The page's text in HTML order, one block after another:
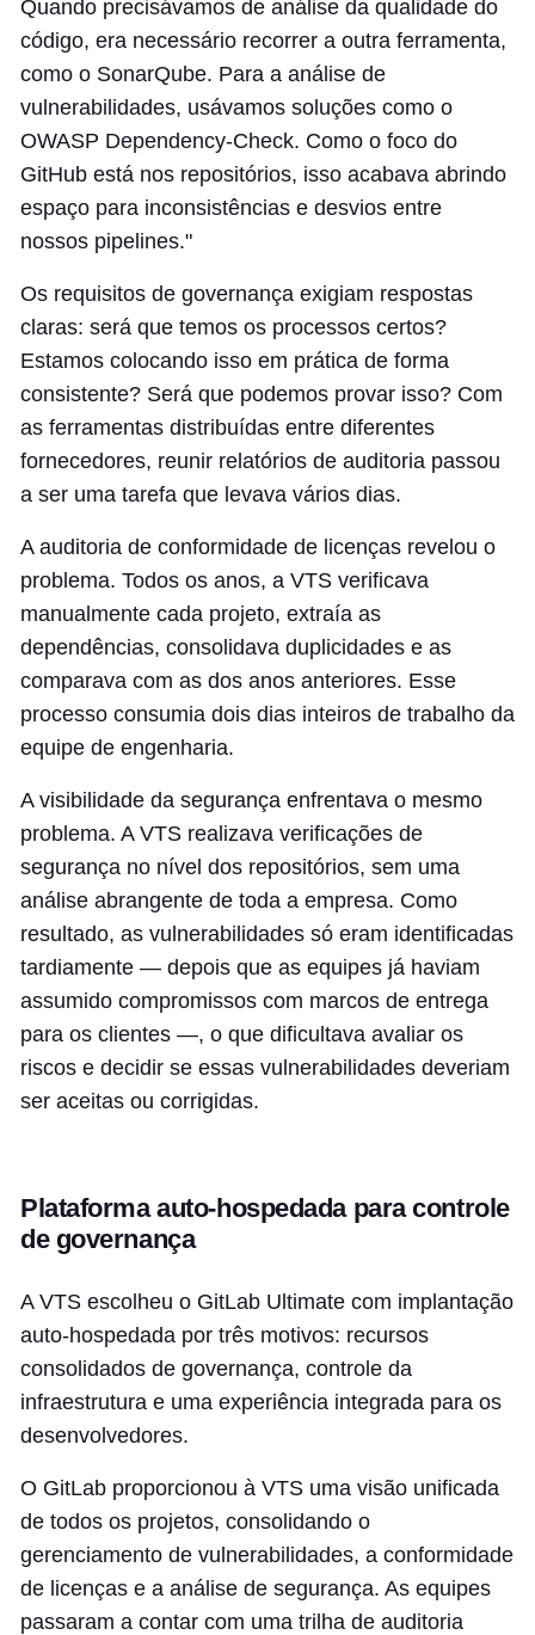
Quando precisávamos de análise da qualidade do
código, era necessário recorrer a outra ferramenta,
como o SonarQube. Para a análise de
vulnerabilidades, usávamos soluções como o
OWASP Dependency-Check. Como o foco do
GitHub está nos repositórios, isso acabava abrindo
espaço para inconsistências e desvios entre
nossos pipelines."
Os requisitos de governança exigiam respostas
claras: será que temos os processos certos?
Estamos colocando isso em prática de forma
consistente? Será que podemos provar isso? Com
as ferramentas distribuídas entre diferentes
fornecedores, reunir relatórios de auditoria passou
a ser uma tarefa que levava vários dias.
A auditoria de conformidade de licenças revelou o
problema. Todos os anos, a VTS verificava
manualmente cada projeto, extraía as
dependências, consolidava duplicidades e as
comparava com as dos anos anteriores. Esse
processo consumia dois dias inteiros de trabalho da
equipe de engenharia.
A visibilidade da segurança enfrentava o mesmo
problema. A VTS realizava verificações de
segurança no nível dos repositórios, sem uma
análise abrangente de toda a empresa. Como
resultado, as vulnerabilidades só eram identificadas
tardiamente — depois que as equipes já haviam
assumido compromissos com marcos de entrega
para os clientes —, o que dificultava avaliar os
riscos e decidir se essas vulnerabilidades deveriam
ser aceitas ou corrigidas.
Plataforma auto-hospedada para controle
de governança
A VTS escolheu o GitLab Ultimate com implantação
auto-hospedada por três motivos: recursos
consolidados de governança, controle da
infraestrutura e uma experiência integrada para os
desenvolvedores.
O GitLab proporcionou à VTS uma visão unificada
de todos os projetos, consolidando o
gerenciamento de vulnerabilidades, a conformidade
de licenças e a análise de segurança. As equipes
passaram a contar com uma trilha de auditoria